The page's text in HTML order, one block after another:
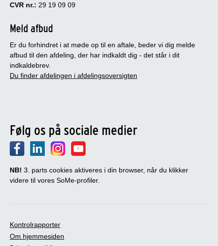
CVR nr.: 29 19 09 09
Meld afbud
Er du forhindret i at møde op til en aftale, beder vi dig melde
afbud til den afdeling, der har indkaldt dig - det står i dit
indkaldebrev.
Du finder afdelingen i afdelingsoversigten
Følg os på sociale medier
NB! 3. parts cookies aktiveres i din browser, når du klikker
videre til vores SoMe-profiler.
Kontrolrapporter
Om hjemmesiden